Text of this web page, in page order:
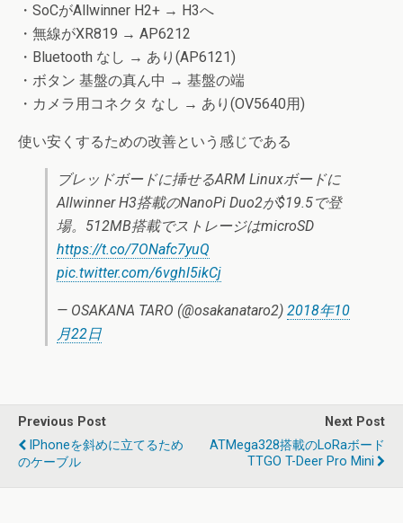
・SoCがAllwinner H2+ → H3へ
・無線がXR819 → AP6212
・Bluetooth なし → あり(AP6121)
・ボタン 基盤の真ん中 → 基盤の端
・カメラ用コネクタ なし → あり(OV5640用)
使い安くするための改善という感じである
ブレッドボードに挿せるARM Linuxボードに
Allwinner H3搭載のNanoPi Duo2が$19.5で登
場。512MB搭載でストレージはmicroSD
https://t.co/7ONafc7yuQ
pic.twitter.com/6vghl5ikCj
— OSAKANA TARO (@osakanataro2) 2018年10
月22日
Previous Post
IPhoneを斜めに立てるため
のケーブル
Next Post
ATMega328搭載のLoRaボード
TTGO T-Deer Pro Mini